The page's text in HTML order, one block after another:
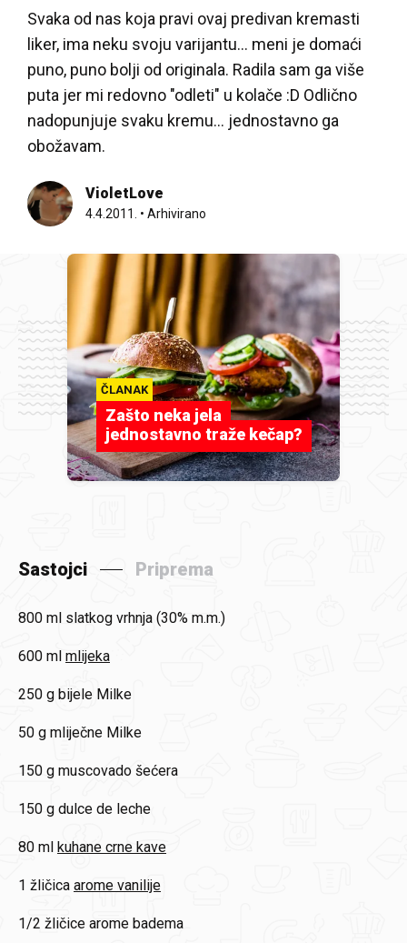
Svaka od nas koja pravi ovaj predivan kremasti
liker, ima neku svoju varijantu... meni je domaći
puno, puno bolji od originala. Radila sam ga više
puta jer mi redovno "odleti" u kolače :D Odlično
nadopunjuje svaku kremu... jednostavno ga
obožavam.
VioletLove
4.4.2011. • Arhivirano
ČLANAK
Zašto neka jela
jednostavno traže kečap?
Sastojci Priprema
800 ml slatkog vrhnja (30% m.m.)
600 ml mlijeka
250 g bijele Milke
50 g mliječne Milke
150 g muscovado šećera
150 g dulce de leche
80 ml kuhane crne kave
1 žličica arome vanilije
1/2 žličice arome badema